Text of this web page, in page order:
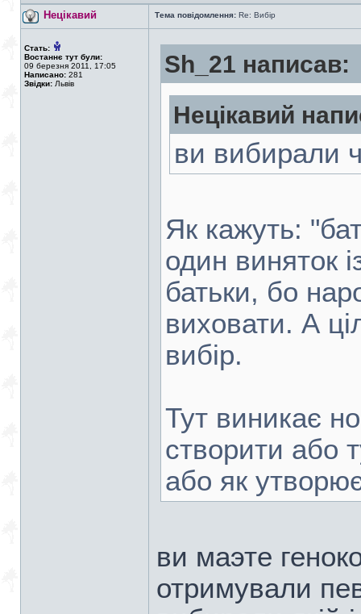
Нецікавий Тема повідомлення: Re: Вибір
Стать:
Востаннє тут були:
09 березня 2011, 17:05
Написано: 281
Звідки: Львів
Sh_21 написав:
Нецікавий
ви вибирали
Як кажуть:
один виняток
батьки, бо
виховати. А
вибір.
Тут виникає
створити або
або як
ви маэте
отримували